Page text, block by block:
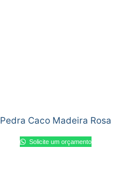
Pedra Caco Madeira Rosa
Solicite um orçamento